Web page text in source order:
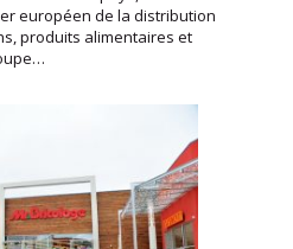
européen de la distribution
produits alimentaires et